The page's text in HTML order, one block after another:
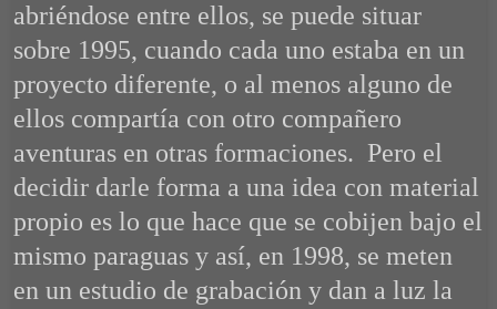
abriéndose entre ellos, se puede situar
sobre 1995, cuando cada uno estaba en un
proyecto diferente, o al menos alguno de
ellos compartía con otro compañero
aventuras en otras formaciones. Pero el
decidir darle forma a una idea con material
propio es lo que hace que se cobijen bajo el
mismo paraguas y así, en 1998, se meten
en un estudio de grabación y dan a luz la